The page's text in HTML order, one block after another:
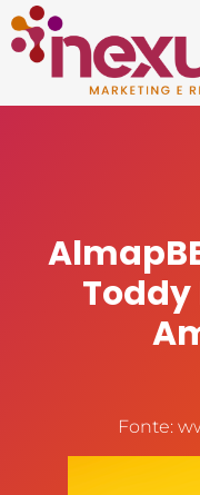
Toddy
Fonte: